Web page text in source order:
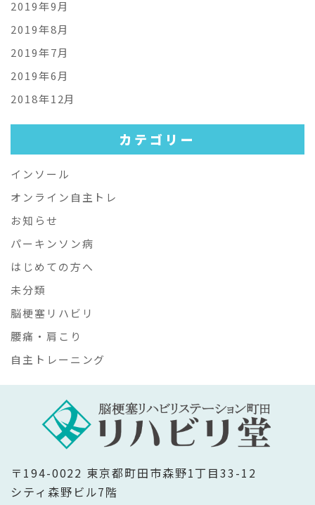
2019年9月
2019年8月
2019年7月
2019年6月
2018年12月
カテゴリー
インソール
オンライン自主トレ
お知らせ
パーキンソン病
はじめての方へ
未分類
脳梗塞リハビリ
腰痛・肩こり
自主トレーニング
〒194-0022 東京都町田市森野1丁目33-12
シティ森野ビル7階